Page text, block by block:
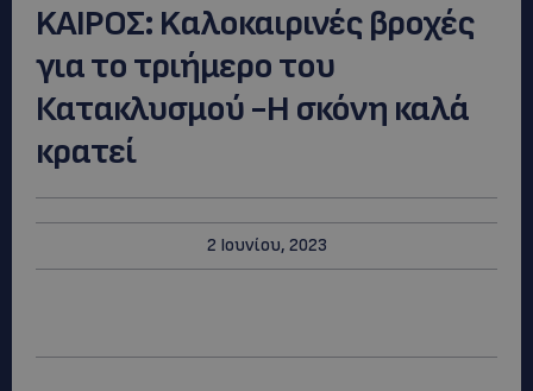
KAIΡΟΣ: Kαλοκαιρινές βροχές
για το τριήμερο του
Κατακλυσμού -Η σκόνη καλά
κρατεί
2 Ιουνίου, 2023